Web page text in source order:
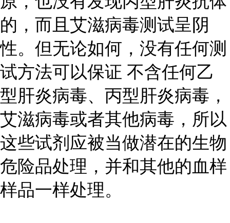
的，而且艾滋病毒测试呈阴
性。但无论如何，没有任何测
试方法可以保证 不含任何乙
型肝炎病毒、丙型肝炎病毒，
艾滋病毒或者其他病毒，所以
这些试剂应被当做潜在的生物
危险品处理，并和其他的血样
样品一样处理。